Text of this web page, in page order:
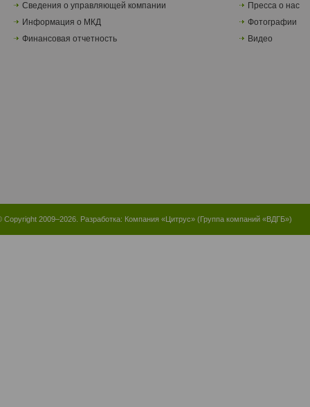
Сведения о управляющей компании
Информация о МКД
Финансовая отчетность
Пресса о нас
Фотографии
Видео
Copyright 2009–2026. Разработка: Компания «Цитрус» (Группа компаний «ВДГБ»)